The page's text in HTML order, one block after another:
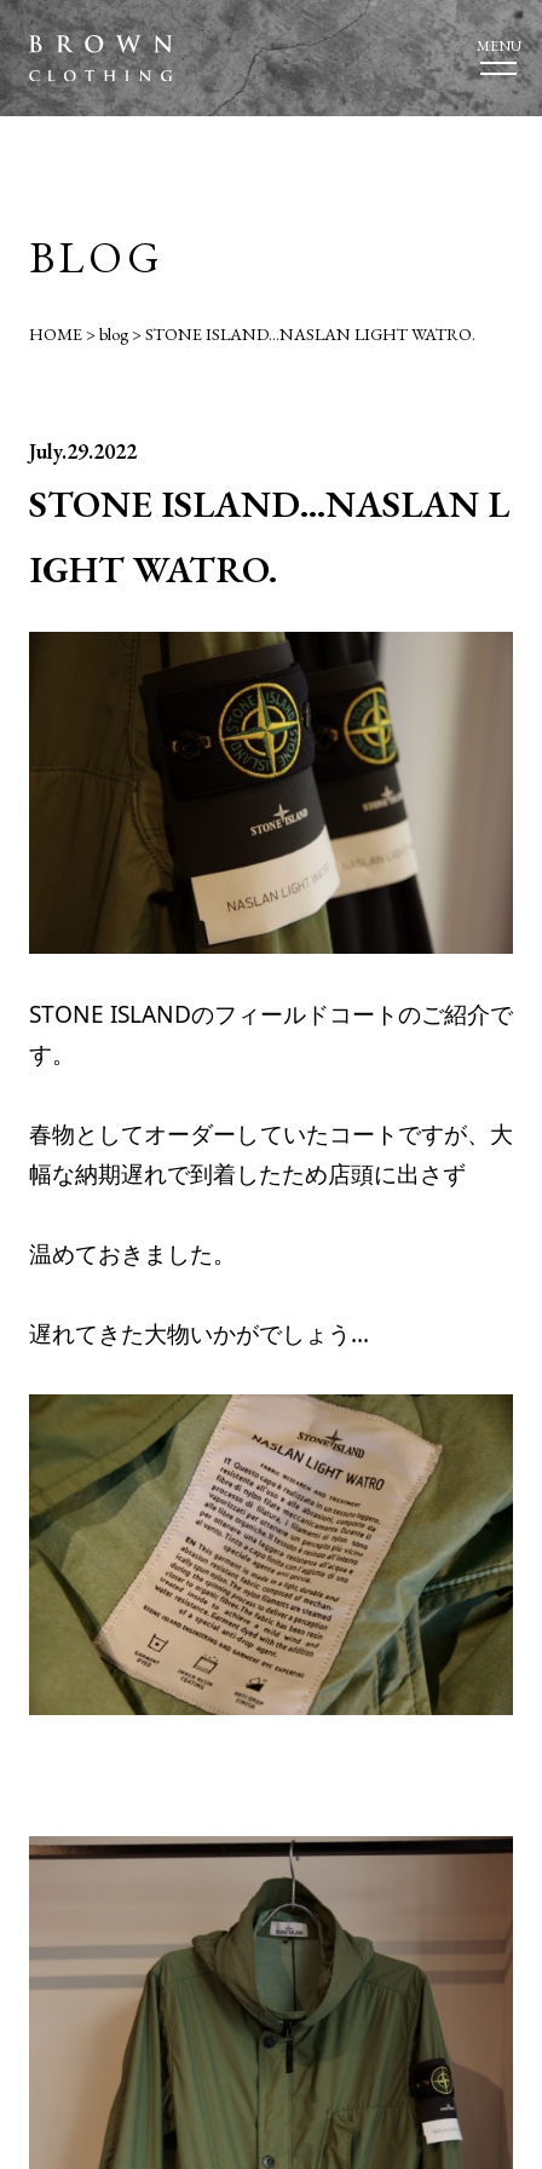
MENU
BLOG
HOME>blog>STONE ISLAND…NASLAN LIGHT WATRO.
July.29.2022
STONE ISLAND…NASLAN L
IGHT WATRO.
STONE ISLANDのフィールドコートのご紹介で
す。
春物としてオーダーしていたコートですが、大
幅な納期遅れで到着したため店頭に出さず
温めておきました。
遅れてきた大物いかがでしょう…